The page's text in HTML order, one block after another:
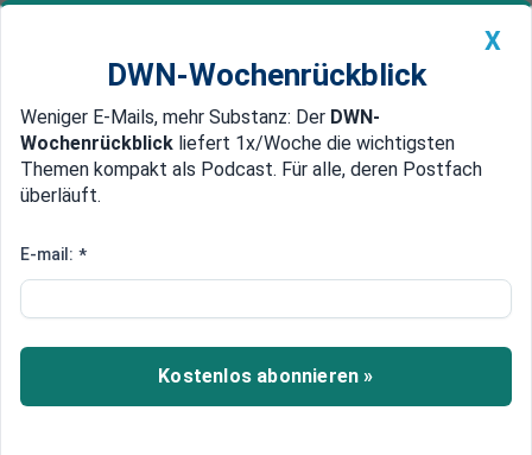
Newsticker MEIN DWN: Geldanlage Premium
Edelmetalle DWN-Magazin China
Deutsche Flugsicherung erhöht
Auswirkungen und Forderungen
Die Deutsche Flugsicherung (DFS) hat
angekündigt, zum Jahreswechsel die Gebühren
X
DWN-Wochenrückblick
Weniger E-Mails, mehr Substanz: Der DWN-
Wochenrückblick liefert 1x/Woche die wichtigsten
Themen kompakt als Podcast. Für alle, deren Postfach
überläuft.
E-mail: *
Kostenlos abonnieren »